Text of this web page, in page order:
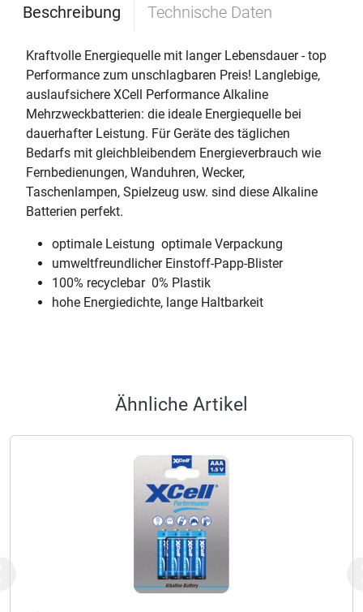
Beschreibung Technische Daten
Kraftvolle Energiequelle mit langer Lebensdauer - top
Performance zum unschlagbaren Preis! Langlebige,
auslaufsichere XCell Performance Alkaline
Mehrzweckbatterien: die ideale Energiequelle bei
dauerhafter Leistung. Für Geräte des täglichen
Bedarfs mit gleichbleibendem Energieverbrauch wie
Fernbedienungen, Wanduhren, Wecker,
Taschenlampen, Spielzeug usw. sind diese Alkaline
Batterien perfekt.
optimale Leistung  optimale Verpackung
umweltfreundlicher Einstoff-Papp-Blister
100% recyclebar  0% Plastik
hohe Energiedichte, lange Haltbarkeit
Ähnliche Artikel